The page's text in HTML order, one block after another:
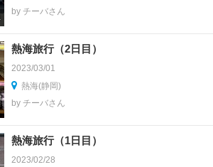
by チーバさん
熱海旅行（2日目）
2023/03/01
熱海(静岡)
by チーバさん
熱海旅行（1日目）
2023/02/28